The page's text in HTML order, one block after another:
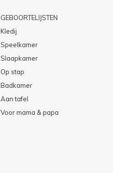
GEBOORTELIJSTEN
Kledij
Speelkamer
Slaapkamer
Op stap
Badkamer
Aan tafel
Voor mama & papa